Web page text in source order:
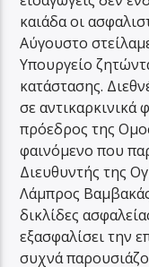
καιάδα οι
Αύγουστο
Υπουργείο
κατάστασης.
σε αντικαρκινικά
πρόεδρος της
φαινόμενο που
Διευθυντής της
Λάμπρος
δικλίδες
εξασφαλίσει την
συχνά